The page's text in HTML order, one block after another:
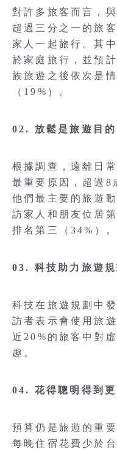
對許多旅客而言，
超過三分之一的旅
家人一起旅行。其
於家庭旅行，並預
族旅遊之後依次是
（19%）。
02. 放鬆是旅遊目的
根據調查，遠離日
最重要原因，超過8
他們最主要的旅遊
訪家人和朋友位居
排名第三（34%）。
03. 科技助力旅遊規
科技在旅遊規劃中
訪者表示會使用旅
近20%的旅客中對
趣。
04. 花得聰明得到更
預算仍是旅遊的重
每晚住宿花費少於